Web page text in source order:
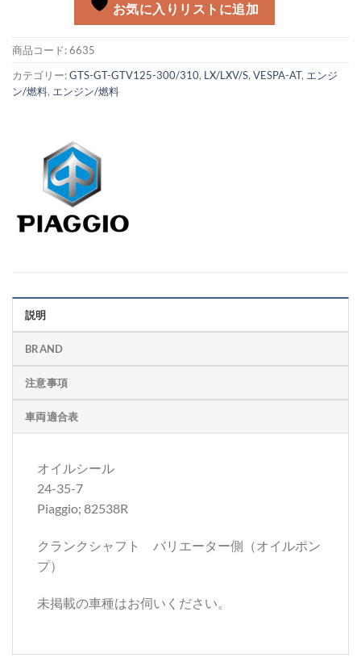
お気に入りリストに追加
商品コード:6635
カテゴリー:GTS-GT-GTV125-300/310, LX/LXV/S, VESPA-AT, エンジ
ン/燃料, エンジン/燃料
説明
BRAND
注意事項
車両適合表
オイルシール
24-35-7
Piaggio; 82538R
クランクシャフト バリエーター側（オイルポン
プ）
未掲載の車種はお伺いください。